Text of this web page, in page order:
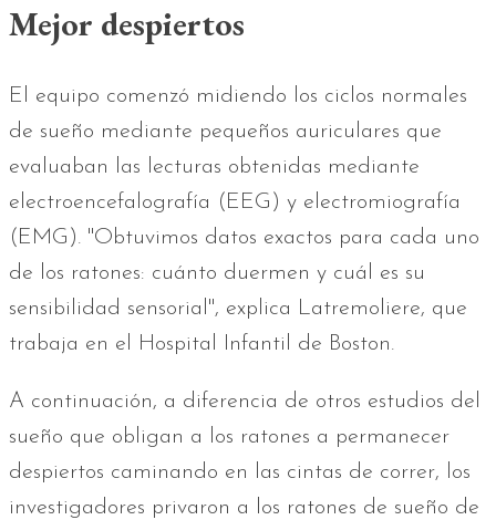
Mejor despiertos
El equipo comenzó midiendo los ciclos normales
de sueño mediante pequeños auriculares que
evaluaban las lecturas obtenidas mediante
electroencefalografía (EEG) y electromiografía
(EMG). "Obtuvimos datos exactos para cada uno
de los ratones: cuánto duermen y cuál es su
sensibilidad sensorial", explica Latremoliere, que
trabaja en el Hospital Infantil de Boston.
A continuación, a diferencia de otros estudios del
sueño que obligan a los ratones a permanecer
despiertos caminando en las cintas de correr, los
investigadores privaron a los ratones de sueño de